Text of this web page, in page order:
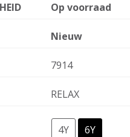
Op voorraad
Nieuw
7914
RELAX
4Y 6Y